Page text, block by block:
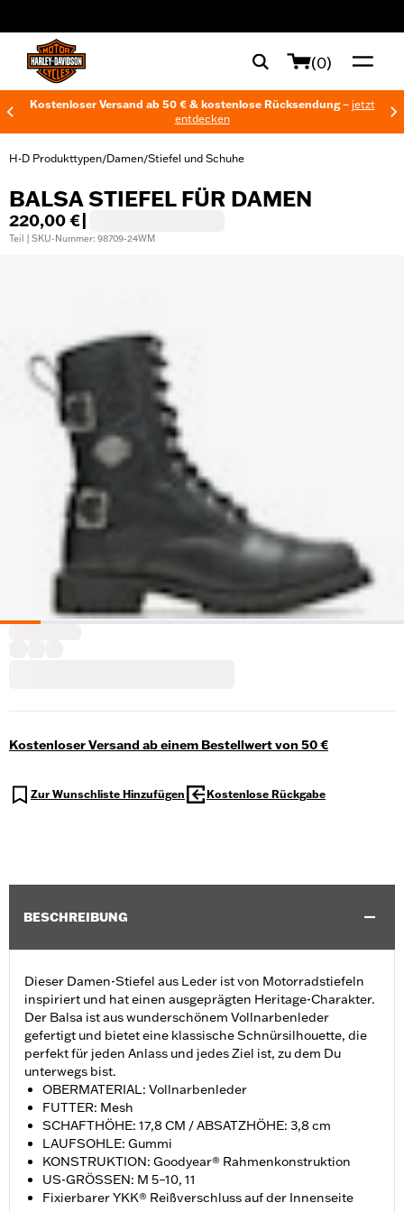
(0)
Kostenloser Versand ab 50 € & kostenlose Rücksendung – jetzt
entdecken
H-D Produkttypen/Damen/Stiefel und Schuhe
BALSA STIEFEL FÜR DAMEN
220,00 €
Teil | SKU-Nummer: 98709-24WM
Kostenloser Versand ab einem Bestellwert von 50 €
Zur Wunschliste Hinzufügen Kostenlose Rückgabe
BESCHREIBUNG
Dieser Damen-Stiefel aus Leder ist von Motorradstiefeln
inspiriert und hat einen ausgeprägten Heritage-Charakter.
Der Balsa ist aus wunderschönem Vollnarbenleder
gefertigt und bietet eine klassische Schnürsilhouette, die
perfekt für jeden Anlass und jedes Ziel ist, zu dem Du
unterwegs bist.
OBERMATERIAL: Vollnarbenleder
FUTTER: Mesh
SCHAFTHÖHE: 17,8 CM / ABSATZHÖHE: 3,8 cm
LAUFSOHLE: Gummi
KONSTRUKTION: Goodyear® Rahmenkonstruktion
US-GRÖSSEN: M 5–10, 11
Fixierbarer YKK® Reißverschluss auf der Innenseite